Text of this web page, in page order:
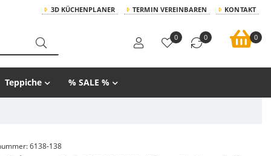
3D KÜCHENPLANER TERMIN VEREINBAREN KONTAKT
0 0 0
Teppiche % SALE %
6138-138